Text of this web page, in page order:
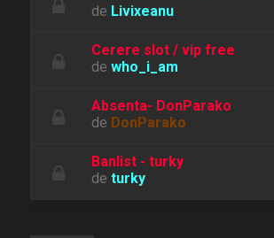
de Livixeanu
Cerere slot / vip free
de who_i_am
Absenta- DonParako
de DonParako
Banlist - turky
de turky